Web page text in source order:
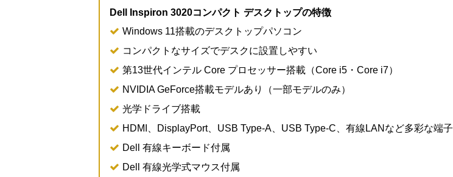
Dell Inspiron 3020コンパクト デスクトップの特徴
Windows 11搭載のデスクトップパソコン
コンパクトなサイズでデスクに設置しやすい
第13世代インテル Core プロセッサー搭載（Core i5・Core i7）
NVIDIA GeForce搭載モデルあり（一部モデルのみ）
光学ドライブ搭載
HDMI、DisplayPort、USB Type-A、USB Type-C、有線LANなど多彩な端子
Dell 有線キーボード付属
Dell 有線光学式マウス付属